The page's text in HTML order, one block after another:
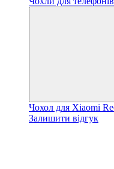
Чохол для Xiaomi
Залишити відгук